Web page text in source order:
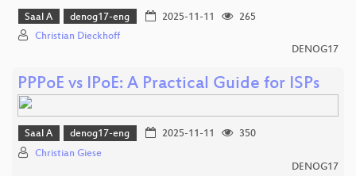
Saal A denog17-eng 2025-11-11
265
Christian Dieckhoff
DENOG17
PPPoE vs IPoE: A Practical Guide for ISPs
Saal A denog17-eng 2025-11-11
350
Christian Giese
DENOG17